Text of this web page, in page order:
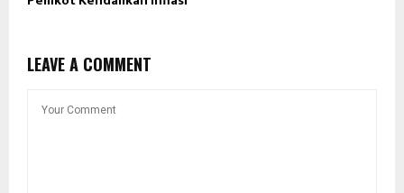
LEAVE A COMMENT